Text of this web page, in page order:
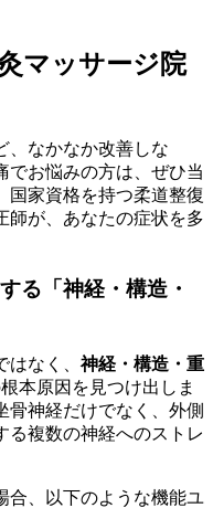
マッサージ院
、なかなか改善しな
お悩みの方は、ぜひ当
国家資格を持つ柔道整復
師が、あなたの症状を多
る「神経・構造・
はなく、神経・構造・重
本原因を見つけ出しま
骨神経だけでなく、外側
る複数の神経へのストレ
合、以下のような機能ユ